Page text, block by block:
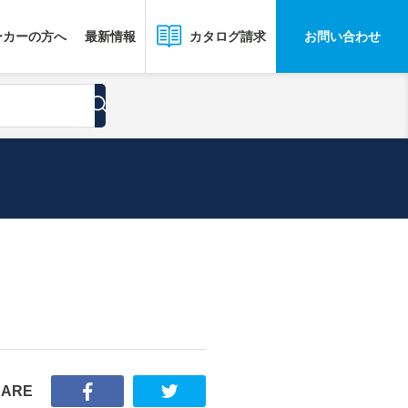
ーの方へ 最新情報 カタログ請求 お問い合わせ